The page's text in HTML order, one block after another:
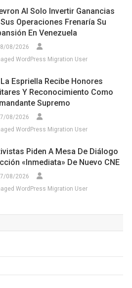
Al Solo Invertir Ganancias
Operaciones Frenaría Su
En Venezuela
08/2026
WordPress Migration User
Espriella Recibe Honores
Y Reconocimiento Como
Supremo
08/2026
WordPress Migration User
Piden A Mesa De Diálogo
«inmediata» De Nuevo CNE
08/2026
WordPress Migration User